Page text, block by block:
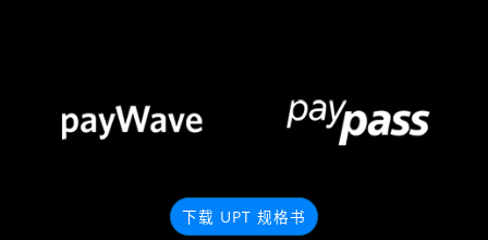
下载 UPT 规格书